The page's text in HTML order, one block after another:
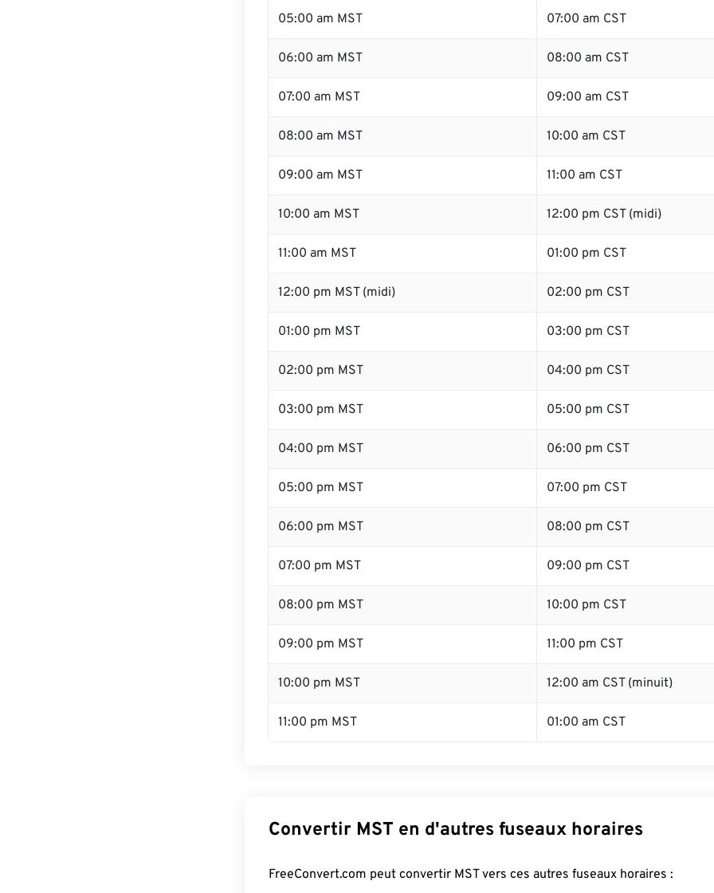
05:00 am MST 07:00 am CST
06:00 am MST 08:00 am CST
07:00 am MST 09:00 am CST
08:00 am MST 10:00 am CST
09:00 am MST 11:00 am CST
10:00 am MST 12:00 pm CST (midi)
11:00 am MST 01:00 pm CST
12:00 pm MST (midi) 02:00 pm CST
01:00 pm MST 03:00 pm CST
02:00 pm MST 04:00 pm CST
03:00 pm MST 05:00 pm CST
04:00 pm MST 06:00 pm CST
05:00 pm MST 07:00 pm CST
06:00 pm MST 08:00 pm CST
07:00 pm MST 09:00 pm CST
08:00 pm MST 10:00 pm CST
09:00 pm MST 11:00 pm CST
10:00 pm MST 12:00 am CST (minuit)
11:00 pm MST 01:00 am CST
Convertir MST en d'autres fuseaux horaires
FreeConvert.com peut convertir MST vers ces autres fuseaux horaires :